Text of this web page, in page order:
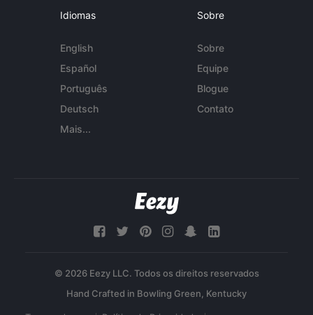
Idiomas
English
Español
Português
Deutsch
Mais...
Sobre
Sobre
Equipe
Blogue
Contato
© 2026 Eezy LLC. Todos os direitos reservados